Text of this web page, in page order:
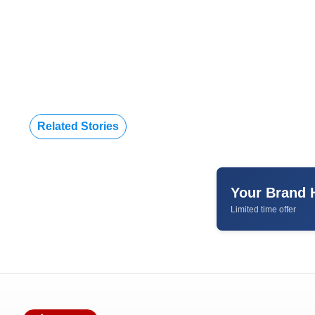
Related Stories
Your Brand
Limited time offer